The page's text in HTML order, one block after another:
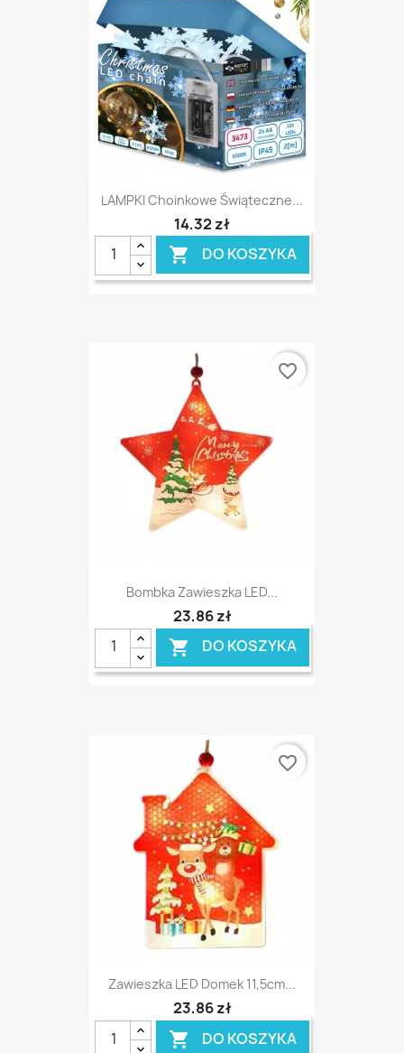
LAMPKI Choinkowe Świąteczne...
14,32 zł
 DO KOSZYKA
Bombka Zawieszka LED...
23,86 zł
 DO KOSZYKA
favorite_border
Zawieszka LED Domek 11,5cm...
23,86 zł
 DO KOSZYKA
favorite_border